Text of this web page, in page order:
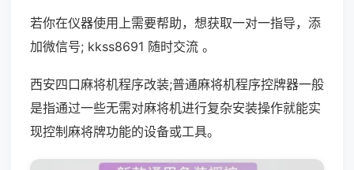
若你在仪器使用上需要帮助，想获取一对一指导，添
加微信号; kkss8691 随时交流 。
西安四口麻将机程序改装;普通麻将机程序控牌器一般
是指通过一些无需对麻将机进行复杂安装操作就能实
现控制麻将牌功能的设备或工具。